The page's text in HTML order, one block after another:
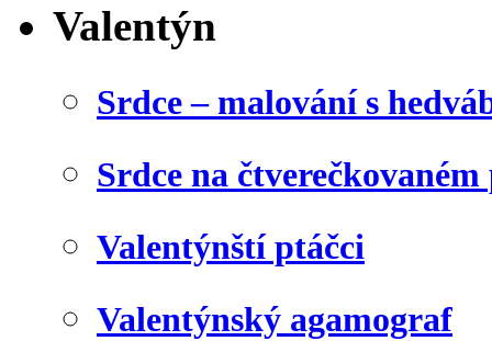
Valentýn
Srdce – malování s
Srdce na
Valentýnští ptáčci
Valentýnský agamograf